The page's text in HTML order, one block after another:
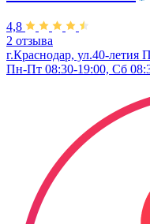
4,8
2 отзыва
г.Краснодар, ул.40-летия
Пн-Пт 08:30-19:00, Сб